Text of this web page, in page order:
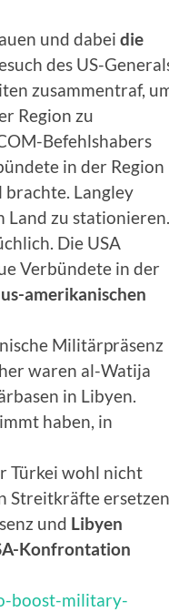
und dabei die
des US-
zusammentraf,
Region zu
Befehlshabers
in der Region
brachte. Langley
Land zu stationieren.
Die USA
Verbündete in der
amerikanischen
Militärpräsenz
waren al-Watija
in Libyen.
haben, in
Türkei wohl nicht
Streitkräfte
und Libyen
Konfrontation
boost-military-